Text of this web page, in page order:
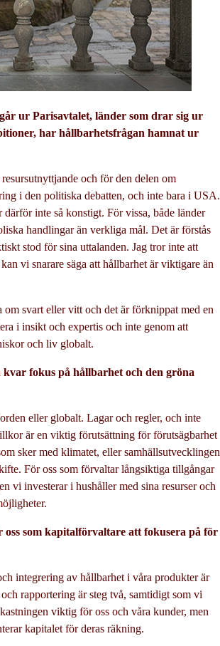
ur Parisavtalet, länder som drar sig ur
har hållbarhetsfrågan hamnat ur
och för den delen om
i den politiska debatten, och inte bara i USA.
inte så konstigt. För vissa, både länder
handlingar än verkliga mål. Det är förstås
stod för sina uttalanden. Jag tror inte att
vi snarare säga att hållbarhet är viktigare än
svart eller vitt och det är förknippat med en
i insikt och expertis och inte genom att
och liv globalt.
fokus på hållbarhet och den gröna
eller globalt. Lagar och regler, och inte
är en viktig förutsättning för förutsägbarhet
sker med klimatet, eller samhällsutvecklingen
För oss som förvaltar långsiktiga tillgångar
vi investerar i hushåller med sina resurser och
som kapitalförvaltare att fokusera på för
integrering av hållbarhet i våra produkter är
rapportering är steg två, samtidigt som vi
viktig för oss och våra kunder, men
kapitalet för deras räkning.